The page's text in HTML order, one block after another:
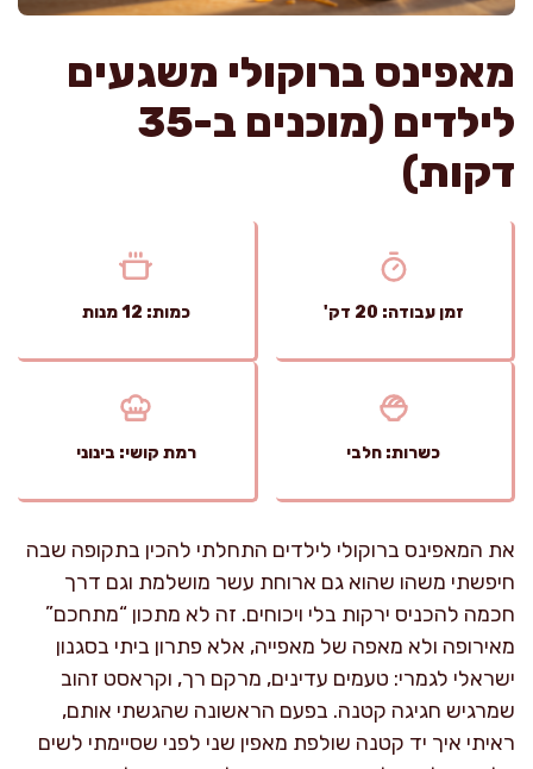
מאפינס ברוקולי משגעים
לילדים (מוכנים ב-35
דקות)
זמן עבודה: 20 דק' כמות: 12 מנות
כשרות: חלבי רמת קושי: בינוני
את המאפינס ברוקולי לילדים התחלתי להכין בתקופה שבה
חיפשתי משהו שהוא גם ארוחת עשר מושלמת וגם דרך
חכמה להכניס ירקות בלי ויכוחים. זה לא מתכון “מתחכם”
מאירופה ולא מאפה של מאפייה, אלא פתרון ביתי בסגנון
ישראלי לגמרי: טעמים עדינים, מרקם רך, וקראסט זהוב
שמרגיש חגיגה קטנה. בפעם הראשונה שהגשתי אותם,
ראיתי איך יד קטנה שולפת מאפין שני לפני שסיימתי לשים